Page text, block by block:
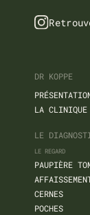
DR KOPPE
LA
LE
LE REGARD
PAUPIÈRE
CERNES
POCHES